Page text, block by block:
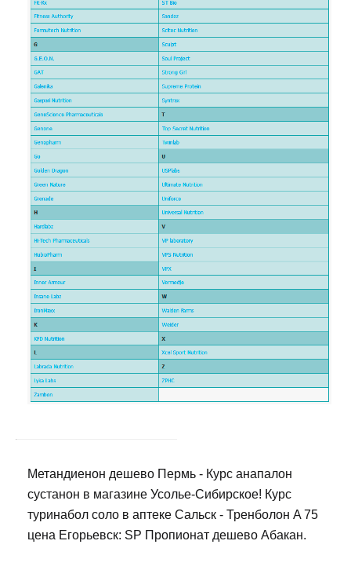
Метандиенон дешево Пермь - Курс анапалон
сустанон в магазине Усолье-Сибирское! Курс
туринабол соло в аптеке Сальск - Тренболон A 75
цена Егорьевск: SP Пропионат дешево Абакан.